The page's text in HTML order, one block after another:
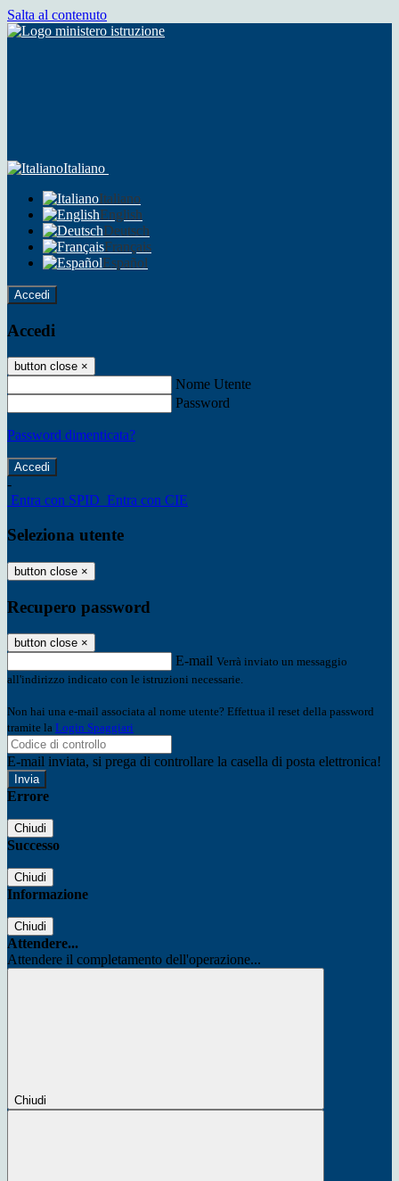
Salta al contenuto
Italiano
Italiano
English
Deutsch
Français
Español
Accedi
Accedi
button close ×
Nome Utente
Password
Password dimenticata?
-
Entra con SPID Entra con CIE
Seleziona utente
button close ×
Recupero password
button close ×
E-mail Verrà inviato un messaggio
all'indirizzo indicato con le istruzioni necessarie.
Non hai una e-mail associata al nome utente? Effettua il reset della password
tramite la Login Spaggiari
E-mail inviata, si prega di controllare la casella di posta elettronica!
Errore
Chiudi
Successo
Chiudi
Informazione
Chiudi
Attendere...
Attendere il completamento dell'operazione...
Chiudi